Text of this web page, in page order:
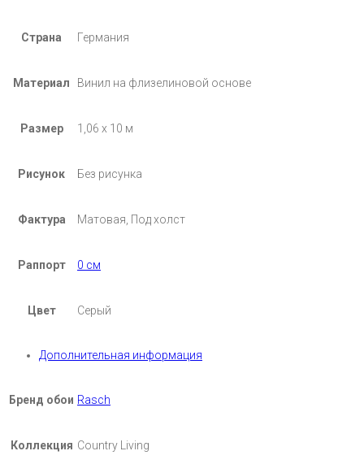
Страна Германия
Материал Винил на флизелиновой основе
Размер 1,06 х 10 м
Рисунок Без рисунка
Фактура Матовая, Под холст
Раппорт 0 см
Цвет Серый
Дополнительная информация
Бренд обои Rasch
Коллекция Country Living